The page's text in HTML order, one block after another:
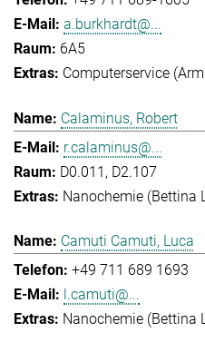
a.burkhardt@...
6A5
Computerservice
Calaminus, Robert
r.calaminus@...
D0.011, D2.107
Nanochemie (Bettina
Camuti Camuti, Luca
+49 711 689 1693
l.camuti@...
Nanochemie (Bettina